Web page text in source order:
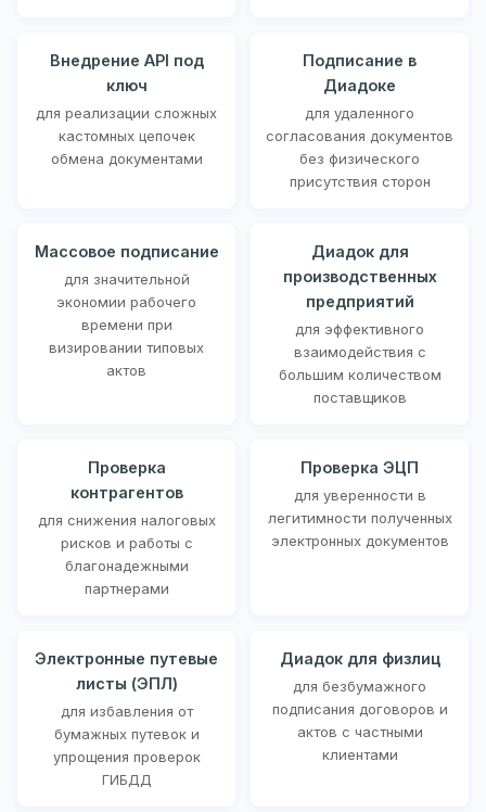
Внедрение API под
ключ
для реализации сложных
кастомных цепочек
обмена документами
Подписание в
Диадоке
для удаленного
согласования документов
без физического
присутствия сторон
Массовое подписание
для значительной
экономии рабочего
времени при
визировании типовых
актов
Диадок для
производственных
предприятий
для эффективного
взаимодействия с
большим количеством
поставщиков
Проверка
контрагентов
для снижения налоговых
рисков и работы с
благонадежными
партнерами
Проверка ЭЦП
для уверенности в
легитимности полученных
электронных документов
Электронные путевые
листы (ЭПЛ)
для избавления от
бумажных путевок и
упрощения проверок
ГИБДД
Диадок для физлиц
для безбумажного
подписания договоров и
актов с частными
клиентами